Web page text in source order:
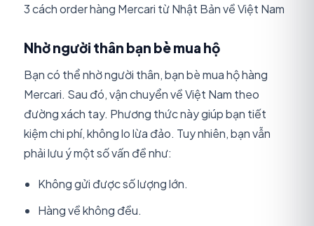
3 cách order hàng Mercari từ Nhật Bản về Việt Nam
Nhờ người thân bạn bè mua hộ
Bạn có thể nhờ người thân, bạn bè mua hộ hàng
Mercari. Sau đó, vận chuyển về Việt Nam theo
đường xách tay. Phương thức này giúp bạn tiết
kiệm chi phí, không lo lừa đảo. Tuy nhiên, bạn vẫn
phải lưu ý một số vấn đề như:
Không gửi được số lượng lớn.
Hàng về không đều.